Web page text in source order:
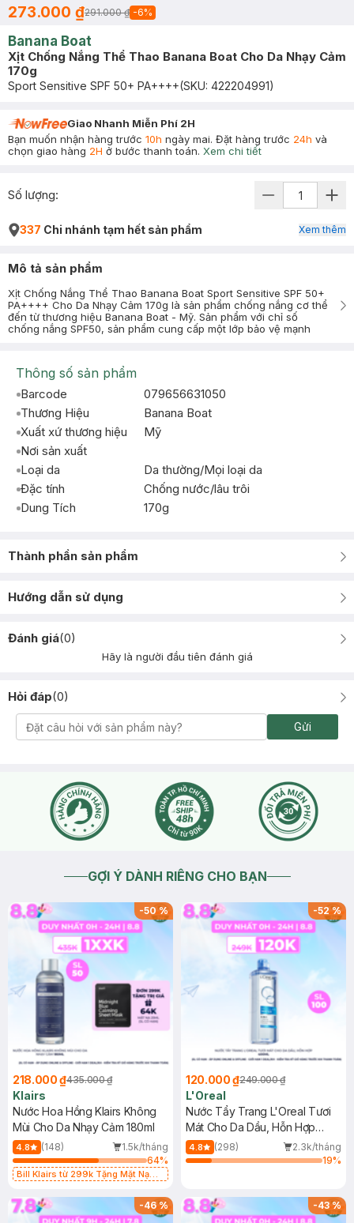
273.000 ₫291.000 ₫ -6%
Banana Boat
Xịt Chống Nắng Thể Thao Banana Boat Cho Da Nhạy Cảm
170g
Sport Sensitive SPF 50+ PA++++(SKU: 422204991)
Giao Nhanh Miễn Phí 2H
Bạn muốn nhận hàng trước 10h ngày mai. Đặt hàng trước 24h và
chọn giao hàng 2H ở bước thanh toán. Xem chi tiết
Số lượng:
337 Chi nhánh tạm hết sản phẩm Xem thêm
Mô tả sản phẩm
Xịt Chống Nắng Thể Thao Banana Boat Sport Sensitive SPF 50+
PA++++ Cho Da Nhạy Cảm 170g là sản phẩm chống nắng cơ thể
đến từ thương hiệu Banana Boat - Mỹ. Sản phẩm với chỉ số
chống nắng SPF50, sản phẩm cung cấp một lớp bảo vệ mạnh
Thông số sản phẩm
Barcode
079656631050
Thương Hiệu
Banana Boat
Xuất xứ thương hiệu
Mỹ
Nơi sản xuất
Loại da
Da thường/Mọi loại da
Đặc tính
Chống nước/lâu trôi
Dung Tích
170g
Thành phần sản phẩm
Hướng dẫn sử dụng
Đánh giá(0)
Hãy là người đầu tiên đánh giá
Hỏi đáp(0)
Gửi
GỢI Ý DÀNH RIÊNG CHO BẠN
-50%
218.000 ₫435.000 ₫
Klairs
Nước Hoa Hồng Klairs Không
Mùi Cho Da Nhạy Cảm 180ml
4.8 (148)
1.5k/tháng
64%
Bill Klairs từ 299k Tặng Mặt Nạ
25ml (SL Có Hạn)
-52%
120.000 ₫249.000 ₫
L'Oreal
Nước Tẩy Trang L'Oreal Tươi
Mát Cho Da Dầu, Hỗn Hợp
400ml
4.8 (298)
2.3k/tháng
19%
-46% -43%